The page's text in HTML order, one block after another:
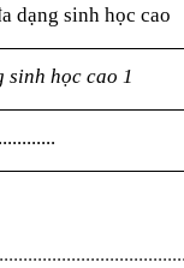
dạng sinh học cao
sinh học cao 1